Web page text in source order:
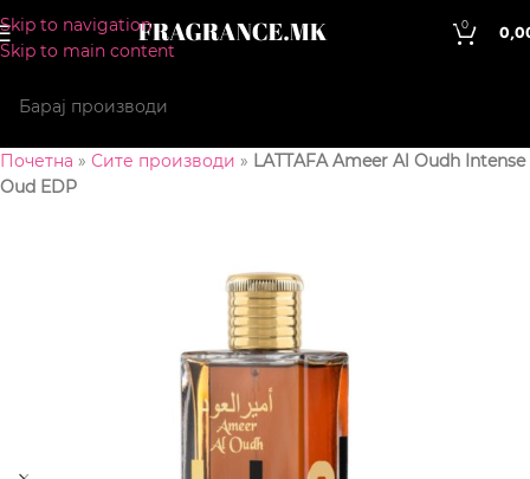
Skip to navigation
Skip to main content
0
Почетна » Сите производи » LATTAFA Ameer Al Oudh Intense
Oud EDP